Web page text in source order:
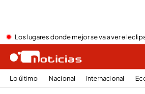
Los lugares donde mejor se va a ver el
Lo último Nacional Internacional